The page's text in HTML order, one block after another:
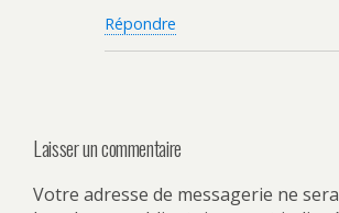
Répondre
Laisser un commentaire
Votre adresse de messagerie ne